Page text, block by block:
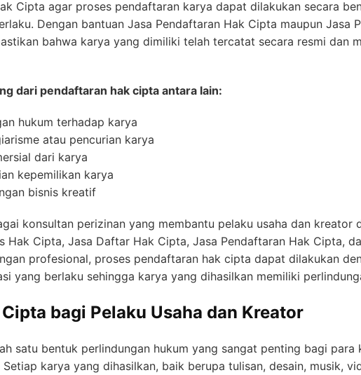
Cipta agar proses pendaftaran karya dapat dilakukan secara
Dengan bantuan Jasa Pendaftaran Hak Cipta maupun Jasa
bahwa karya yang dimiliki telah tercatat secara resmi dan
dari pendaftaran hak cipta antara lain:
hukum terhadap karya
atau pencurian karya
dari karya
kepemilikan karya
bisnis kreatif
konsultan perizinan yang membantu pelaku usaha dan kreator
Hak Cipta, Jasa Daftar Hak Cipta, Jasa Pendaftaran Hak Cipta,
profesional, proses pendaftaran hak cipta dapat dilakukan
yang berlaku sehingga karya yang dihasilkan memiliki
bagi Pelaku Usaha dan Kreator
satu bentuk perlindungan hukum yang sangat penting bagi para
karya yang dihasilkan, baik berupa tulisan, desain, musik,